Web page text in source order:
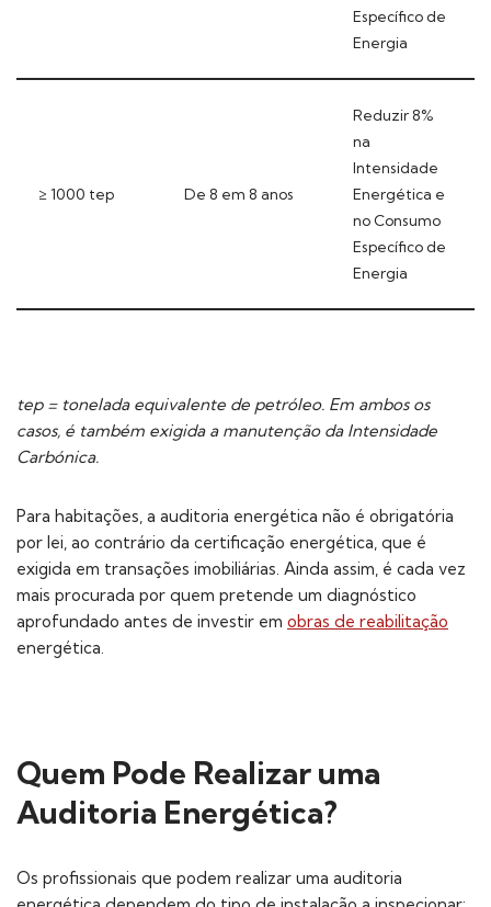
Específico de
Energia
≥ 1000 tep De 8 em 8 anos
Reduzir 8%
na
Intensidade
Energética e
no Consumo
Específico de
Energia
tep = tonelada equivalente de petróleo. Em ambos os
casos, é também exigida a manutenção da Intensidade
Carbónica.
Para habitações, a auditoria energética não é obrigatória
por lei, ao contrário da certificação energética, que é
exigida em transações imobiliárias. Ainda assim, é cada vez
mais procurada por quem pretende um diagnóstico
aprofundado antes de investir em obras de reabilitação
energética.
Quem Pode Realizar uma
Auditoria Energética?
Os profissionais que podem realizar uma auditoria